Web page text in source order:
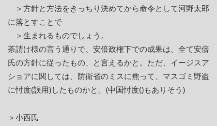
＞方針と方法をきっちり決めてから命令として河野太郎
に落とすことで
＞生まれるものでしょう。
茶請け様の言う通りで、安倍政権下での成果は、全て安倍
氏の方針に従ったもの、と言えるかと。ただ、イージスア
ショアに関しては、防衛省のミスに焦って、マスゴミ野盗
に忖度(誤用)したものかと。(中国忖度()もありそう)
＞小西氏